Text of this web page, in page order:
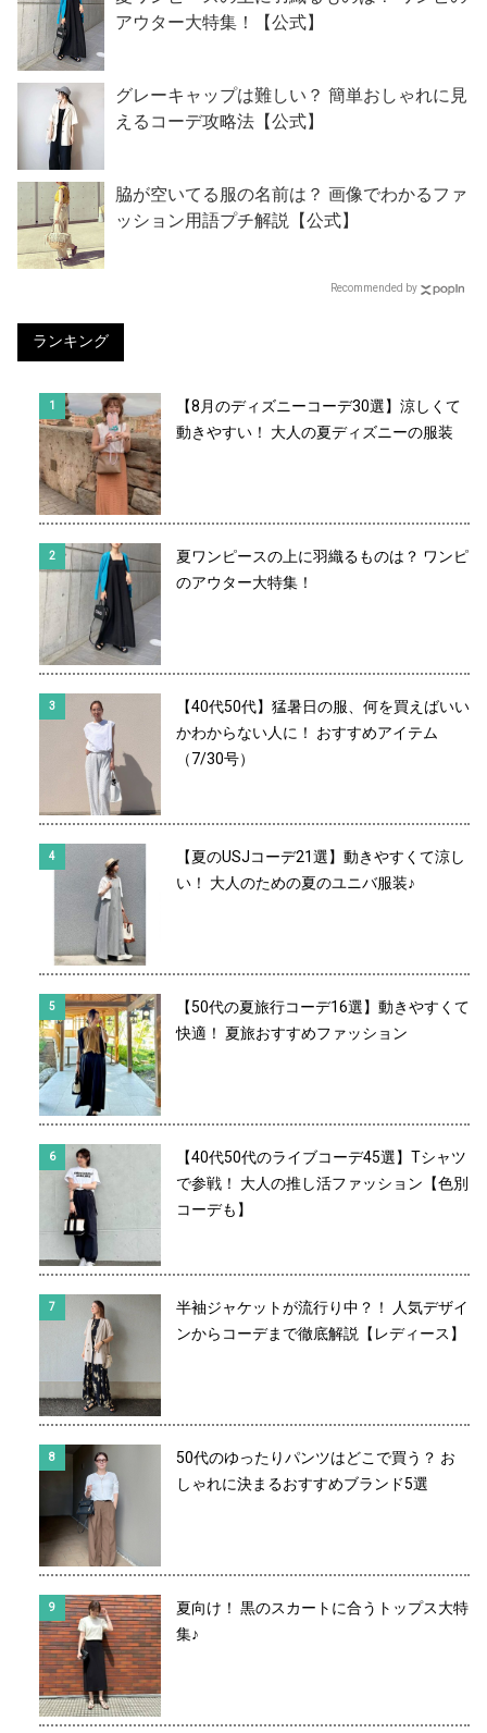
アウター大特集！【公式】
グレーキャップは難しい？ 簡単おしゃれに見
えるコーデ攻略法【公式】
脇が空いてる服の名前は？ 画像でわかるファ
ッション用語プチ解説【公式】
Recommended by
ランキング
【8月のディズニーコーデ30選】涼しくて
動きやすい！ 大人の夏ディズニーの服装
夏ワンピースの上に羽織るものは？ ワンピ
のアウター大特集！
【40代50代】猛暑日の服、何を買えばいい
かわからない人に！ おすすめアイテム
（7/30号）
【夏のUSJコーデ21選】動きやすくて涼し
い！ 大人のための夏のユニバ服装♪
【50代の夏旅行コーデ16選】動きやすくて
快適！ 夏旅おすすめファッション
【40代50代のライブコーデ45選】Tシャツ
で参戦！ 大人の推し活ファッション【色別
コーデも】
半袖ジャケットが流行り中？！ 人気デザイ
ンからコーデまで徹底解説【レディース】
50代のゆったりパンツはどこで買う？ お
しゃれに決まるおすすめブランド5選
夏向け！ 黒のスカートに合うトップス大特
集♪